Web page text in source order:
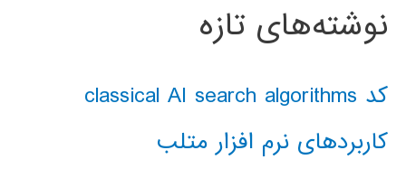
نوشته‌های تازه
کد classical AI search algorithms
کاربردهای نرم افزار متلب